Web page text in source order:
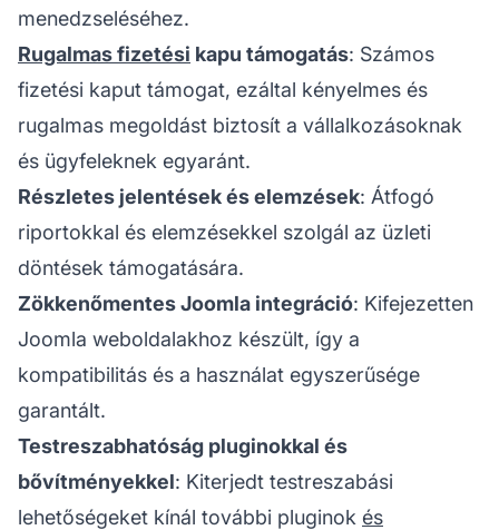
menedzseléséhez.
Rugalmas fizetési kapu támogatás: Számos
fizetési kaput támogat, ezáltal kényelmes és
rugalmas megoldást biztosít a vállalkozásoknak
és ügyfeleknek egyaránt.
Részletes jelentések és elemzések: Átfogó
riportokkal és elemzésekkel szolgál az üzleti
döntések támogatására.
Zökkenőmentes Joomla integráció: Kifejezetten
Joomla weboldalakhoz készült, így a
kompatibilitás és a használat egyszerűsége
garantált.
Testreszabhatóság pluginokkal és
bővítményekkel: Kiterjedt testreszabási
lehetőségeket kínál további pluginok és